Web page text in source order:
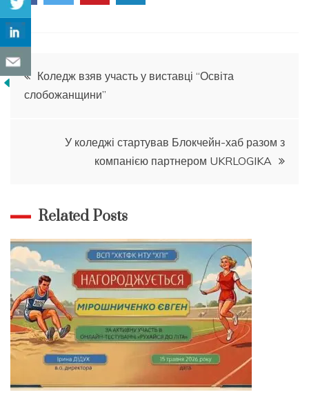
Навігація
записів
Коледж взяв участь у виставці “Освіта
слобожанщини”
У коледжі стартував Блокчейн-хаб разом з
компанією партнером UKRLOGIKA
Related Posts